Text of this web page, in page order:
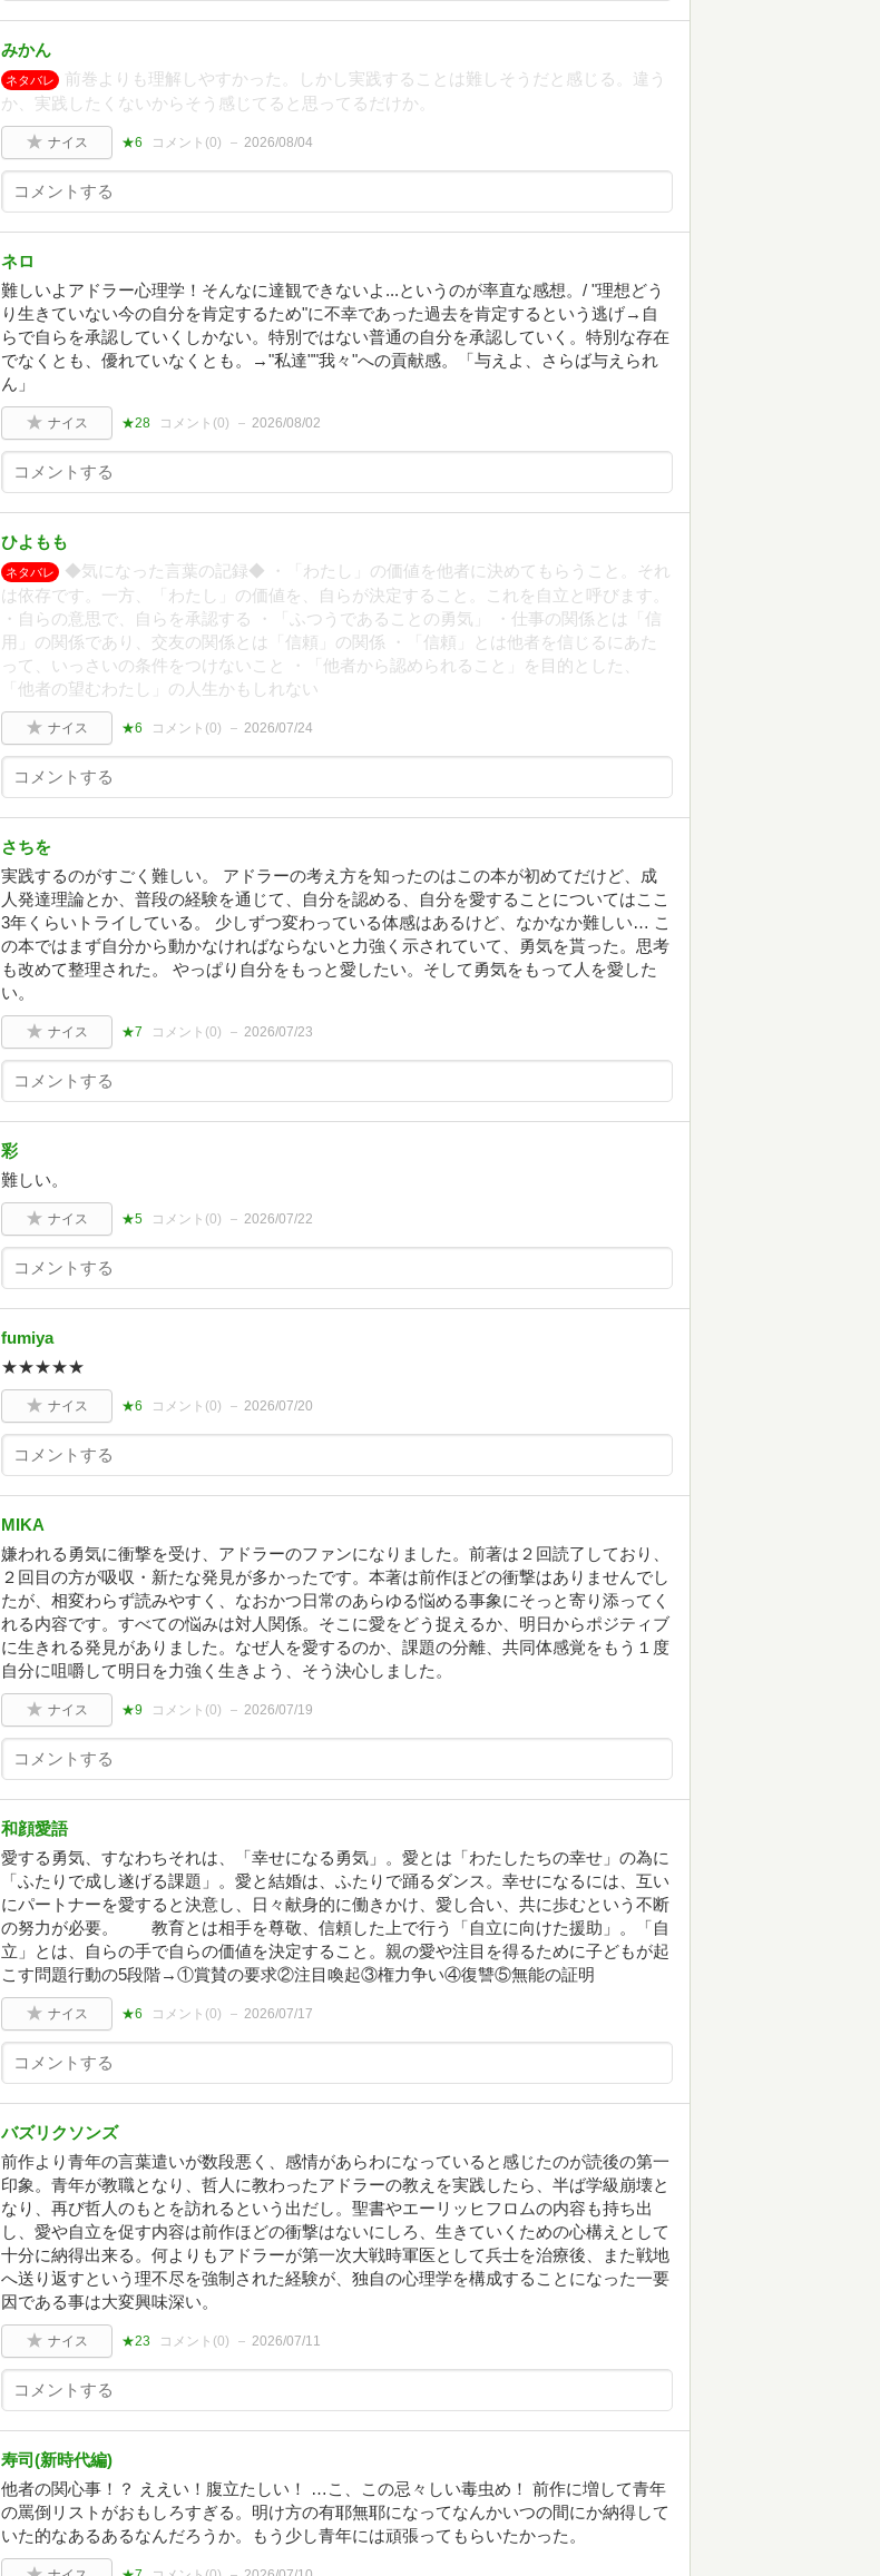
みかん
ネタバレ
前巻よりも理解しやすかった。しかし実践することは難しそうだと感じる。違う
か、実践したくないからそう感じてると思ってるだけか。
ナイス ★6 コメント(0) 2026/08/04
ネロ
難しいよアドラー心理学！そんなに達観できないよ...というのが率直な感想。/ "理想どう
り生きていない今の自分を肯定するため"に不幸であった過去を肯定するという逃げ→自
らで自らを承認していくしかない。特別ではない普通の自分を承認していく。特別な存在
でなくとも、優れていなくとも。→"私達""我々"への貢献感。「与えよ、さらば与えられ
ん」
ナイス ★28 コメント(0) 2026/08/02
ひよもも
ネタバレ
◆気になった言葉の記録◆ ・「わたし」の価値を他者に決めてもらうこと。それ
は依存です。一方、「わたし」の価値を、自らが決定すること。これを自立と呼びます。
・自らの意思で、自らを承認する ・「ふつうであることの勇気」 ・仕事の関係とは「信
用」の関係であり、交友の関係とは「信頼」の関係 ・「信頼」とは他者を信じるにあた
って、いっさいの条件をつけないこと ・「他者から認められること」を目的とした、
「他者の望むわたし」の人生かもしれない
ナイス ★6 コメント(0) 2026/07/24
さちを
実践するのがすごく難しい。 アドラーの考え方を知ったのはこの本が初めてだけど、成
人発達理論とか、普段の経験を通じて、自分を認める、自分を愛することについてはここ
3年くらいトライしている。 少しずつ変わっている体感はあるけど、なかなか難しい… こ
の本ではまず自分から動かなければならないと力強く示されていて、勇気を貰った。思考
も改めて整理された。 やっぱり自分をもっと愛したい。そして勇気をもって人を愛した
い。
ナイス ★7 コメント(0) 2026/07/23
彩
難しい。
ナイス ★5 コメント(0) 2026/07/22
fumiya
★★★★★
ナイス ★6 コメント(0) 2026/07/20
MIKA
嫌われる勇気に衝撃を受け、アドラーのファンになりました。前著は２回読了しており、
２回目の方が吸収・新たな発見が多かったです。本著は前作ほどの衝撃はありませんでし
たが、相変わらず読みやすく、なおかつ日常のあらゆる悩める事象にそっと寄り添ってく
れる内容です。すべての悩みは対人関係。そこに愛をどう捉えるか、明日からポジティブ
に生きれる発見がありました。なぜ人を愛するのか、課題の分離、共同体感覚をもう１度
自分に咀嚼して明日を力強く生きよう、そう決心しました。
ナイス ★9 コメント(0) 2026/07/19
和顔愛語
愛する勇気、すなわちそれは、「幸せになる勇気」。愛とは「わたしたちの幸せ」の為に
「ふたりで成し遂げる課題」。愛と結婚は、ふたりで踊るダンス。幸せになるには、互い
にパートナーを愛すると決意し、日々献身的に働きかけ、愛し合い、共に歩むという不断
の努力が必要。 教育とは相手を尊敬、信頼した上で行う「自立に向けた援助」。「自
立」とは、自らの手で自らの価値を決定すること。親の愛や注目を得るために子どもが起
こす問題行動の5段階→①賞賛の要求②注目喚起③権力争い④復讐⑤無能の証明
ナイス ★6 コメント(0) 2026/07/17
バズリクソンズ
前作より青年の言葉遣いが数段悪く、感情があらわになっていると感じたのが読後の第一
印象。青年が教職となり、哲人に教わったアドラーの教えを実践したら、半ば学級崩壊と
なり、再び哲人のもとを訪れるという出だし。聖書やエーリッヒフロムの内容も持ち出
し、愛や自立を促す内容は前作ほどの衝撃はないにしろ、生きていくための心構えとして
十分に納得出来る。何よりもアドラーが第一次大戦時軍医として兵士を治療後、また戦地
へ送り返すという理不尽を強制された経験が、独自の心理学を構成することになった一要
因である事は大変興味深い。
ナイス ★23 コメント(0) 2026/07/11
寿司(新時代編)
他者の関心事！？ ええい！腹立たしい！ …こ、この忌々しい毒虫め！ 前作に増して青年
の罵倒リストがおもしろすぎる。明け方の有耶無耶になってなんかいつの間にか納得して
いた的なあるあるなんだろうか。もう少し青年には頑張ってもらいたかった。